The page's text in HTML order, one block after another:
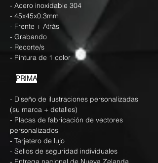
- Acero inoxidable 304
- 45x45x0.3mm
- Frente + Atrás
- Grabando
- Recorte/s
- Pintura de 1 color
PRIMA
- Diseño de ilustraciones personalizadas
(su marca + detalles)
- Placas de fabricación de vectores
personalizados
- Tarjetero de lujo
- Sellos de seguridad individuales